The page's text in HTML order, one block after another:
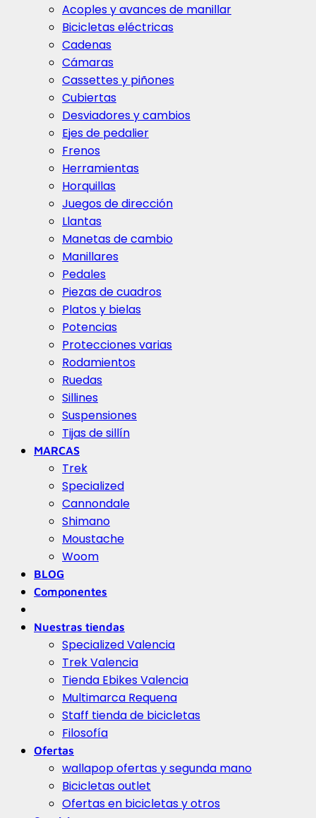
Acoples y avances de manillar
Bicicletas eléctricas
Cadenas
Cámaras
Cassettes y piñones
Cubiertas
Desviadores y cambios
Ejes de pedalier
Frenos
Herramientas
Horquillas
Juegos de dirección
Llantas
Manetas de cambio
Manillares
Pedales
Piezas de cuadros
Platos y bielas
Potencias
Protecciones varias
Rodamientos
Ruedas
Sillines
Suspensiones
Tijas de sillín
MARCAS
Trek
Specialized
Cannondale
Shimano
Moustache
Woom
BLOG
Componentes
Nuestras tiendas
Specialized Valencia
Trek Valencia
Tienda Ebikes Valencia
Multimarca Requena
Staff tienda de bicicletas
Filosofía
Ofertas
wallapop ofertas y segunda mano
Bicicletas outlet
Ofertas en bicicletas y otros